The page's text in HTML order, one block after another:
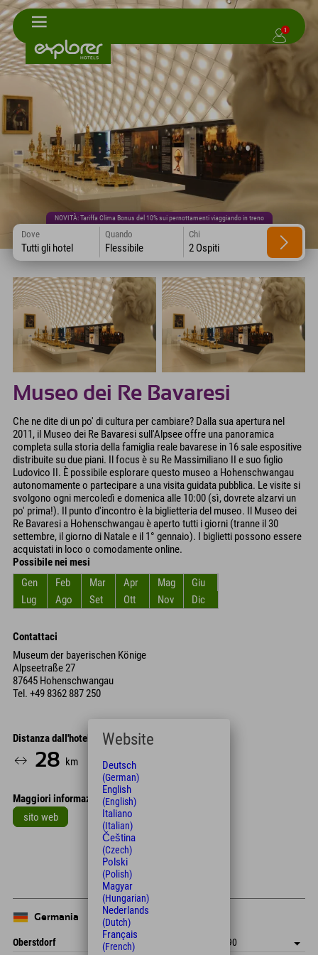
1
NOVITÀ: Tariffa Clima Bonus del 10% sui pernottamenti viaggiando in treno
Dove
Tutti gli hotel
Quando
Flessibile
Chi
2 Ospiti
Museo dei Re Bavaresi
Che ne dite di un po' di cultura per cambiare? Dalla sua apertura nel
2011, il Museo dei Re Bavaresi sull'Alpsee offre una panoramica
completa sulla storia della famiglia reale bavarese in 16 sale espositive
distribuite su due piani. Il focus è su Re Massimiliano II e suo figlio
Ludovico II. È possibile esplorare questo museo a Hohenschwangau
autonomamente o partecipare a una visita guidata pubblica. Le visite si
svolgono ogni mercoledì e domenica alle 10:00 (sì, dovrete alzarvi un
po' prima!). Il punto d'incontro è la biglietteria del museo. Il Museo dei
Re Bavaresi a Hohenschwangau è aperto tutti i giorni (tranne il 30
settembre, il giorno di Natale e il 1° gennaio). I biglietti possono essere
acquistati in loco o comodamente online.
Possibile nei mesi
Gen
Feb Mar Apr Mag
Giu
Lug
Ago Set Ott Nov Dic
Contattaci
Museum der bayerischen Könige
Alpseetraße 27
87645 Hohenschwangau
Tel. +49 8362 887 250
Distanza dall'hotel
28 km 32
Maggiori informazioni
sito web
Leaflet
Germania
Oberstdorf +49 8322 940 790
Website
Deutsch
(German)
English
(English)
Italiano
(Italian)
Čeština
(Czech)
Polski
(Polish)
Magyar
(Hungarian)
Nederlands
(Dutch)
Français
(French)